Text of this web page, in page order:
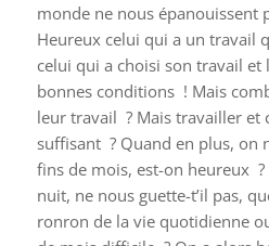
monde ne nous épanouissent
Heureux celui qui a un travail
celui qui a choisi son travail et
bonnes conditions ! Mais
leur travail ? Mais travailler et
suffisant ? Quand en plus, on
fins de mois, est-on heureux
nuit, ne nous guette-t’il pas,
ronron de la vie quotidienne